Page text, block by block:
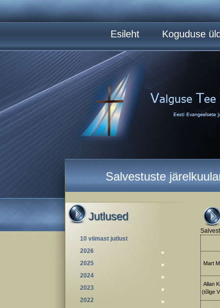
Jutlused
10 viimast jutlust
2026
2025
2024
2023
2022
Mart
Allan
(tõlge
Esileht Koguduse
Salvestuste